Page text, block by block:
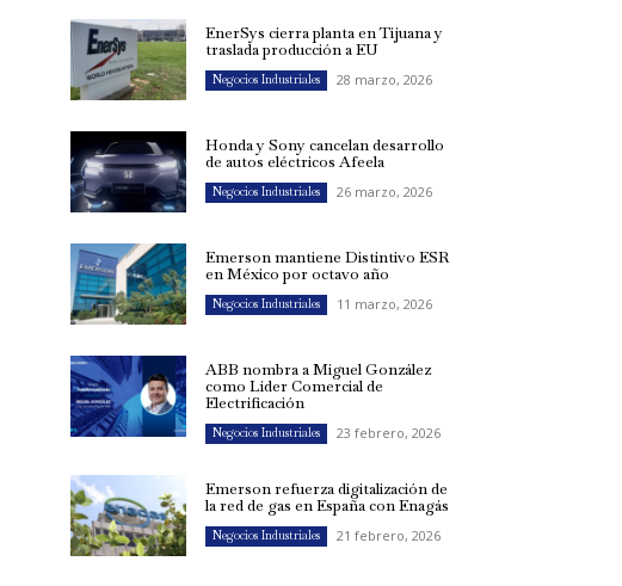
EnerSys cierra planta en Tijuana y
traslada producción a EU
Negocios Industriales 28 marzo, 2026
Honda y Sony cancelan desarrollo
de autos eléctricos Afeela
Negocios Industriales 26 marzo, 2026
Emerson mantiene Distintivo ESR
en México por octavo año
Negocios Industriales 11 marzo, 2026
ABB nombra a Miguel González
como Líder Comercial de
Electrificación
Negocios Industriales 23 febrero, 2026
Emerson refuerza digitalización de
la red de gas en España con Enagás
Negocios Industriales 21 febrero, 2026